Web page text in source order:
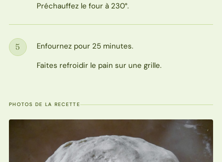
Préchauffez le four à 230°.
Étape
5
Enfournez pour 25 minutes.
Faites refroidir le pain sur une grille.
PHOTOS DE LA RECETTE